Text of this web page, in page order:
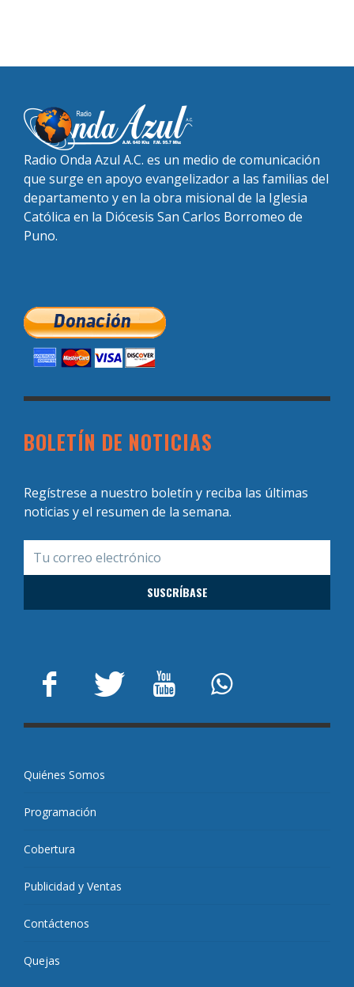
Radio Onda Azul A.C. es un medio de comunicación
que surge en apoyo evangelizador a las familias del
departamento y en la obra misional de la Iglesia
Católica en la Diócesis San Carlos Borromeo de
Puno.
BOLETÍN DE NOTICIAS
Regístrese a nuestro boletín y reciba las últimas
noticias y el resumen de la semana.
Quiénes Somos
Programación
Cobertura
Publicidad y Ventas
Contáctenos
Quejas